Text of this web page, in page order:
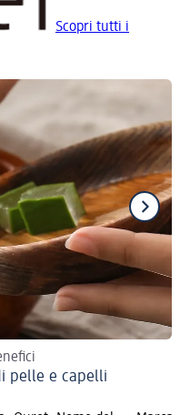
Scopri tutti i
pelle e capelli